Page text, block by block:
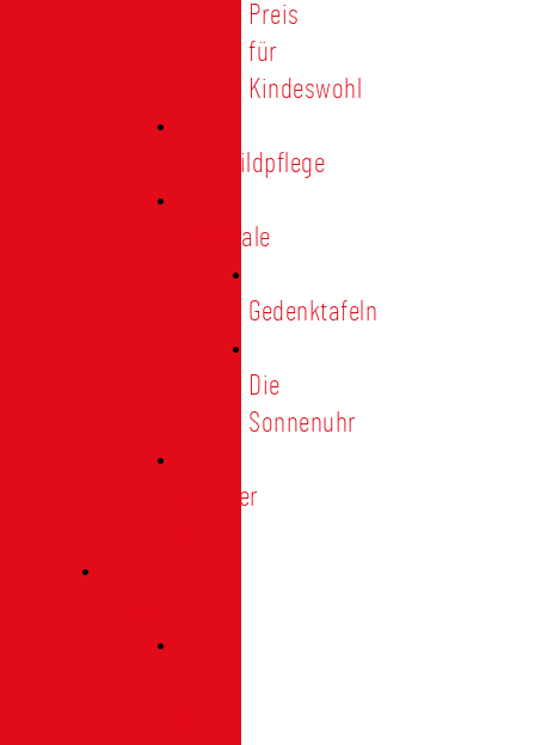
Preis
für
Kindeswohl
Stadtbildpflege
Denkmale
Gedenktafeln
Die
Sonnenuhr
Ratinger